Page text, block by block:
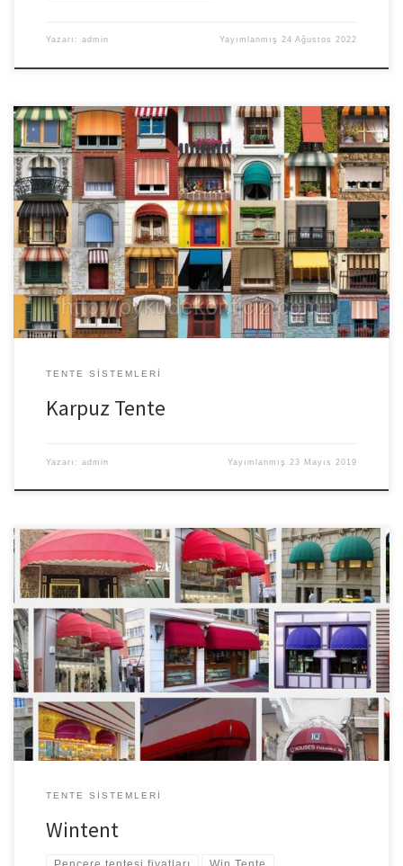
Yazarı: admin Yayımlanmış24 Ağustos 2022
Karpuz Tente Merve Branda tente sistemleri dilim olması sebebiyle
görüntü bakımdan üst kalite bir düzeye sahiptir karpuz tentelerin
biden fazla mekana uyumluluğu ile ön plana çıkmaktadır. Şık
Görsellik ve Konfor Bir Arada: Tente Sistemleri Karpuz
tenteler görünüm olarak yuvarlak bir yapıya sahip olduğundan
karpuzu andırmaktadır. Bu nedenle de karpuz olarak isimlendirilir.
Yabancı […]
TENTE SISTEMLERI
Karpuz Tente
Yazarı: admin Yayımlanmış 23 Mayıs 2019
Pencere Tipi Tente (Wintent) Merve Branda Gururla Sunar, Wintent,
geniş uygulama alanına sahip,estetik ve konforlu gölgelendirme
sağlayan bir tente modelidir. Ev veya işyerlerinde güvenle
kullanılabilmektedir. Kullanılan kollar isteğe göre düz veya bükümlü
olabilmektedir. WintTent model tenteyi konut, ofis, işyeri, mağaza
vb alanlarda kullanışlı bir çözüm olarak tercih edebilirsiniz.
Fonksiyonelliği ve […]
TENTE SISTEMLERI
Wintent